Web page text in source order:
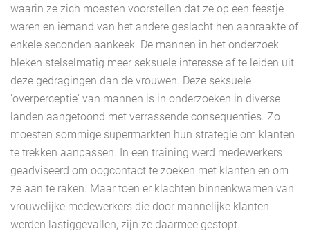
waarin ze zich moesten voorstellen dat ze op een feestje
waren en iemand van het andere geslacht hen aanraakte of
enkele seconden aankeek. De mannen in het onderzoek
bleken stelselmatig meer seksuele interesse af te leiden uit
deze gedragingen dan de vrouwen. Deze seksuele
'overperceptie' van mannen is in onderzoeken in diverse
landen aangetoond met verrassende consequenties. Zo
moesten sommige supermarkten hun strategie om klanten
te trekken aanpassen. In een training werd medewerkers
geadviseerd om oogcontact te zoeken met klanten en om
ze aan te raken. Maar toen er klachten binnenkwamen van
vrouwelijke medewerkers die door mannelijke klanten
werden lastiggevallen, zijn ze daarmee gestopt.